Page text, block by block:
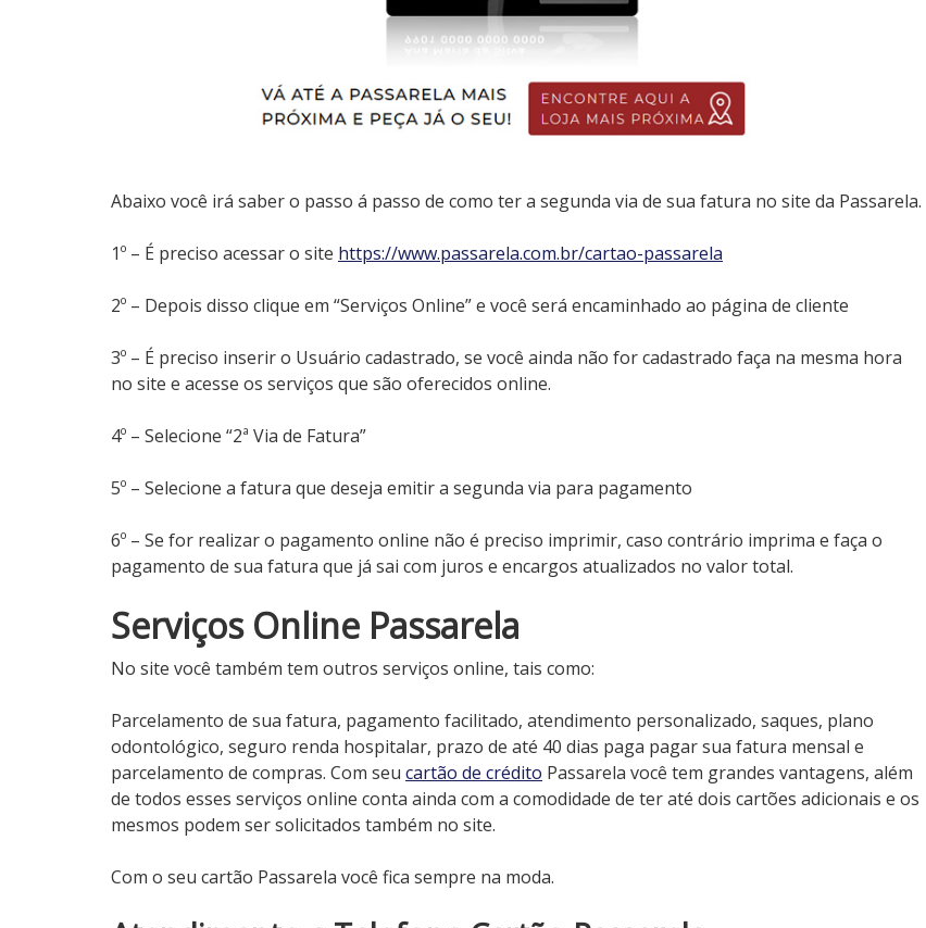
Abaixo você irá saber o passo á passo de como ter a segunda via de sua fatura no site da Passarela.
1º – É preciso acessar o site https://www.passarela.com.br/cartao-passarela
2º – Depois disso clique em “Serviços Online” e você será encaminhado ao página de cliente
3º – É preciso inserir o Usuário cadastrado, se você ainda não for cadastrado faça na mesma hora
no site e acesse os serviços que são oferecidos online.
4º – Selecione “2ª Via de Fatura”
5º – Selecione a fatura que deseja emitir a segunda via para pagamento
6º – Se for realizar o pagamento online não é preciso imprimir, caso contrário imprima e faça o
pagamento de sua fatura que já sai com juros e encargos atualizados no valor total.
Serviços Online Passarela
No site você também tem outros serviços online, tais como:
Parcelamento de sua fatura, pagamento facilitado, atendimento personalizado, saques, plano
odontológico, seguro renda hospitalar, prazo de até 40 dias paga pagar sua fatura mensal e
parcelamento de compras. Com seu cartão de crédito Passarela você tem grandes vantagens, além
de todos esses serviços online conta ainda com a comodidade de ter até dois cartões adicionais e os
mesmos podem ser solicitados também no site.
Com o seu cartão Passarela você fica sempre na moda.